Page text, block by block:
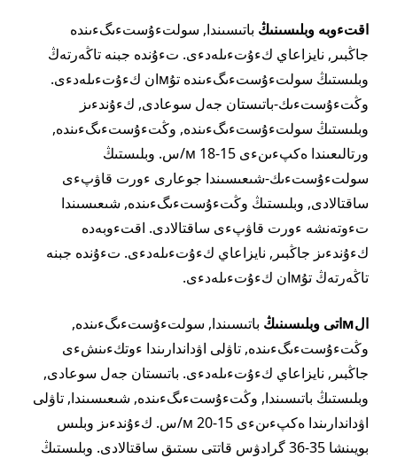
اقتءوبە وبلىسىنىڭ باتىسىندا, سولتءۇستءىگءىندە
جاڭبىر, نايزاعاي كءۇتءىلەدءى. تءۇندە جبنە تاڭەرتەڭ
وبلىستىڭ سولتءۇستءىگءىندە تۇмان كءۇتءىلەدءى.
وڭتءۇستءىك-باتىستان جەل سوعادى, كءۇندءىز
وبلىستىڭ سولتءۇستءىگءىندە, وڭتءۇستءىگءىندە,
ورتالىعىندا ەكپءىنءى 15-18 м/س. وبلىستىڭ
سولتءۇستءىك-شىعىسىندا جوعارى ءورت قاۋپءى
ساقتالادى, وبلىستىڭ وڭتءۇستءىگءىندە, شىعىسىندا
تءوتەنشە ءورت قاۋپءى ساقتالادى. اقتءوبەدە
كءۇندءىز جاڭبىر, نايزاعاي كءۇتءىلەدءى. تءۇندە جبنە
تاڭەرتەڭ تۇмان كءۇتءىلەدءى.
الмاتى وبلىسىنىڭ
باتىسىندا, سولتءۇستءىگءىندە,
وڭتءۇستءىگءىندە, تاۋلى اۋداندارىندا ءوتكءىنشءى
جاڭبىر, نايزاعاي كءۇتءىلەدءى. باتىستان جەل سوعادى,
وبلىستىڭ باتىسىندا, وڭتءۇستءىگءىندە, شىعىسىندا, تاۋلى
اۋداندارىندا ەكپءىنءى 15-20 м/س. كءۇندءىز وبلىس
بويىنشا 35-36 گرادۋس قاتتى ىستىق ساقتالادى. وبلىستىڭ